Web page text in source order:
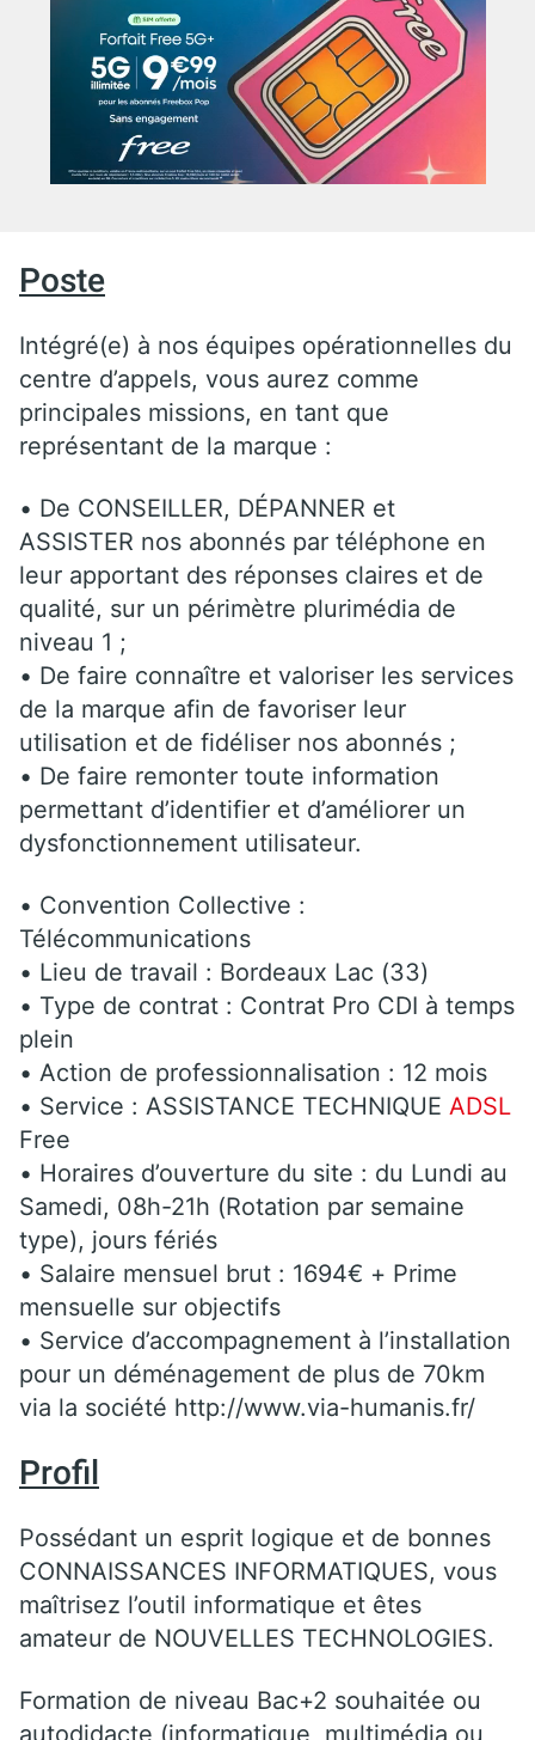
Poste
Intégré(e) à nos équipes opérationnelles du
centre d’appels, vous aurez comme
principales missions, en tant que
représentant de la marque :
• De CONSEILLER, DÉPANNER et
ASSISTER nos abonnés par téléphone en
leur apportant des réponses claires et de
qualité, sur un périmètre plurimédia de
niveau 1 ;
• De faire connaître et valoriser les services
de la marque afin de favoriser leur
utilisation et de fidéliser nos abonnés ;
• De faire remonter toute information
permettant d’identifier et d’améliorer un
dysfonctionnement utilisateur.
• Convention Collective :
Télécommunications
• Lieu de travail : Bordeaux Lac (33)
• Type de contrat : Contrat Pro CDI à temps
plein
• Action de professionnalisation : 12 mois
• Service : ASSISTANCE TECHNIQUE ADSL
Free
• Horaires d’ouverture du site : du Lundi au
Samedi, 08h-21h (Rotation par semaine
type), jours fériés
• Salaire mensuel brut : 1694€ + Prime
mensuelle sur objectifs
• Service d’accompagnement à l’installation
pour un déménagement de plus de 70km
via la société http://www.via-humanis.fr/
Profil
Possédant un esprit logique et de bonnes
CONNAISSANCES INFORMATIQUES, vous
maîtrisez l’outil informatique et êtes
amateur de NOUVELLES TECHNOLOGIES.
Formation de niveau Bac+2 souhaitée ou
autodidacte (informatique, multimédia ou